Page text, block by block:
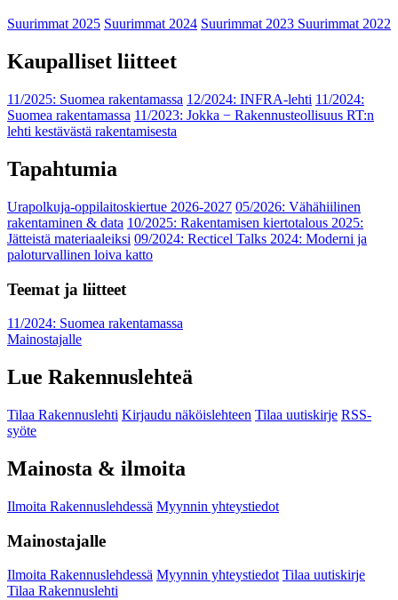
Suurimmat 2025 Suurimmat 2024 Suurimmat 2023 Suurimmat 2022
Kaupalliset liitteet
11/2025: Suomea rakentamassa 12/2024: INFRA-lehti 11/2024:
Suomea rakentamassa 11/2023: Jokka − Rakennusteollisuus RT:n
lehti kestävästä rakentamisesta
Tapahtumia
Urapolkuja-oppilaitoskiertue 2026-2027 05/2026: Vähähiilinen
rakentaminen & data 10/2025: Rakentamisen kiertotalous 2025:
Jätteistä materiaaleiksi 09/2024: Recticel Talks 2024: Moderni ja
paloturvallinen loiva katto
Teemat ja liitteet
11/2024: Suomea rakentamassa
Mainostajalle
Lue Rakennuslehteä
Tilaa Rakennuslehti Kirjaudu näköislehteen Tilaa uutiskirje RSS-
syöte
Mainosta & ilmoita
Ilmoita Rakennuslehdessä Myynnin yhteystiedot
Mainostajalle
Ilmoita Rakennuslehdessä Myynnin yhteystiedot Tilaa uutiskirje
Tilaa Rakennuslehti